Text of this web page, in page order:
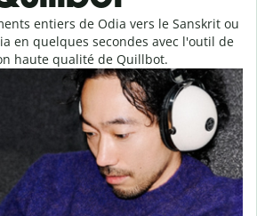
entiers de Odia vers le Sanskrit ou
en quelques secondes avec l'outil de
haute qualité de Quillbot.